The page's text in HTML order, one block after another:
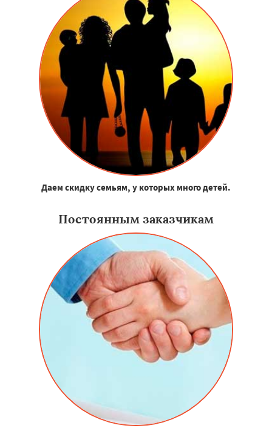
Даем скидку семьям, у которых много детей.
Постоянным заказчикам